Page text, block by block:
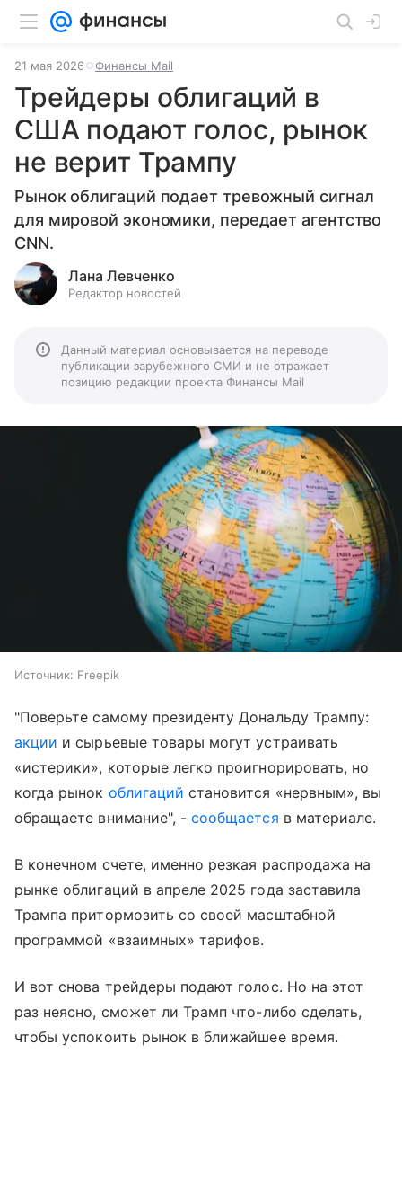
21 мая 2026 Финансы Mail
Трейдеры облигаций в
США подают голос, рынок
не верит Трампу
Рынок облигаций подает тревожный сигнал
для мировой экономики, передает агентство
CNN.
Лана Левченко
Редактор новостей
Данный материал основывается на переводе
публикации зарубежного СМИ и не отражает
позицию редакции проекта Финансы Mail
Источник: Freepik
"Поверьте самому президенту Дональду Трампу:
акции и сырьевые товары могут устраивать
«истерики», которые легко проигнорировать, но
когда рынок облигаций становится «нервным», вы
обращаете внимание", -сообщается в материале.
В конечном счете, именно резкая распродажа на
рынке облигаций в апреле 2025 года заставила
Трампа притормозить со своей масштабной
программой «взаимных» тарифов.
И вот снова трейдеры подают голос. Но на этот
раз неясно, сможет ли Трамп что-либо сделать,
чтобы успокоить рынок в ближайшее время.